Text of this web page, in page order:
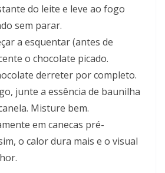
do leite e leve ao fogo
sem parar.
a esquentar (antes de
o chocolate picado.
derreter por completo.
junte a essência de baunilha
Misture bem.
em canecas pré-
o calor dura mais e o visual